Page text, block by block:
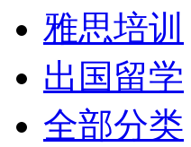
雅思培训
出国留学
全部分类